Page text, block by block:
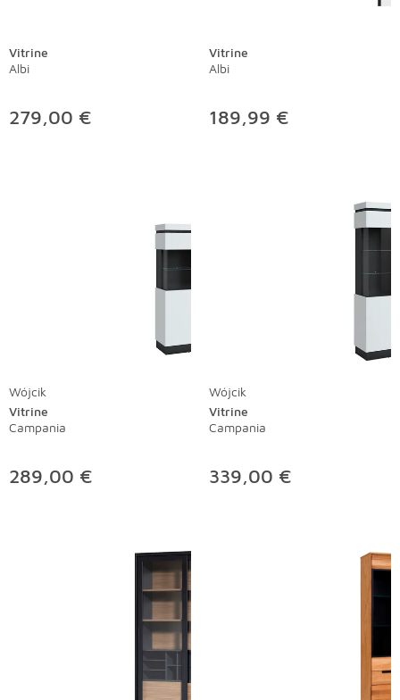
Vitrine
Albi
279,00 €
Vitrine
Albi
189,99 €
Wójcik
Vitrine
Campania
289,00 €
Wójcik
Vitrine
Campania
339,00 €